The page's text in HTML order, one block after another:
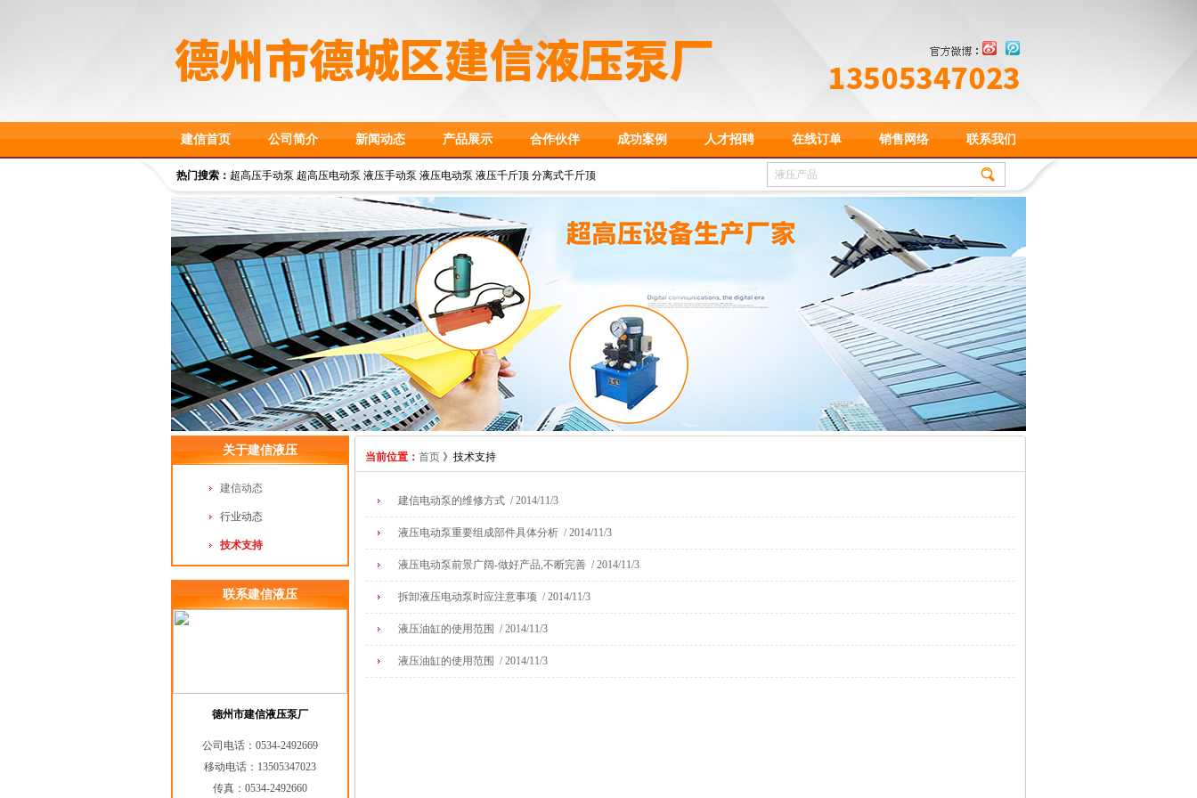
建信首页 公司简介 新闻动态 产品展示 合作伙伴 成功案例 人才招聘 在线订单 销售网络 联系我们
热门搜索： 超高压手动泵 超高压电动泵 液压手动泵 液压电动泵 液压千斤顶 分离式千斤顶
关于建信液压
建信动态
行业动态
技术支持
联系建信液压
德州市建信液压泵厂
公司电话：0534-2492669
移动电话：13505347023
传真：0534-2492660
当前位置： 首页 》技术支持
建信电动泵的维修方式 / 2014/11/3
液压电动泵重要组成部件具体分析 / 2014/11/3
液压电动泵前景广阔-做好产品,不断完善 / 2014/11/3
拆卸液压电动泵时应注意事项 / 2014/11/3
液压油缸的使用范围 / 2014/11/3
液压油缸的使用范围 / 2014/11/3